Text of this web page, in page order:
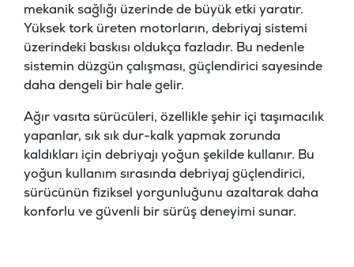
mekanik sağlığı üzerinde de büyük etki yaratır.
Yüksek tork üreten motorların, debriyaj sistemi
üzerindeki baskısı oldukça fazladır. Bu nedenle
sistemin düzgün çalışması, güçlendirici sayesinde
daha dengeli bir hale gelir.
Ağır vasıta sürücüleri, özellikle şehir içi taşımacılık
yapanlar, sık sık dur-kalk yapmak zorunda
kaldıkları için debriyajı yoğun şekilde kullanır. Bu
yoğun kullanım sırasında debriyaj güçlendirici,
sürücünün fiziksel yorgunluğunu azaltarak daha
konforlu ve güvenli bir sürüş deneyimi sunar.